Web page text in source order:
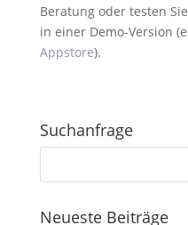
Beratung oder testen
in einer Demo-Version
Appstore).
Suchanfrage
Neueste Beiträge